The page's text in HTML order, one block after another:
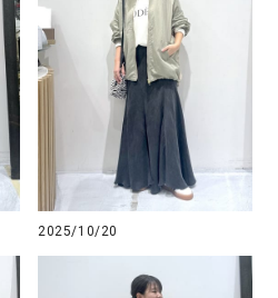
2025/10/20